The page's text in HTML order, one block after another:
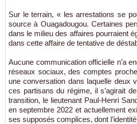
Sur le terrain, « les arrestations se
source à Ouagadougou. Certaines
dans le milieu des affaires pourraient
dans cette affaire de tentative de
Aucune communication officielle n’a
réseaux sociaux, des comptes
une conversation dans laquelle deux
ces partisans du régime, il s’agirait
transition, le lieutenant Paul-Henri
en septembre 2022 et actuellement
ses supposés complices, dont